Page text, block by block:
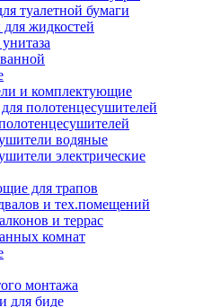
туалетной бумаги
жидкостей
и комплектующие
полотенцесушителей
водяные
электрические
для трапов
и тех.помещений
и террас
комнат
монтажа
для биде